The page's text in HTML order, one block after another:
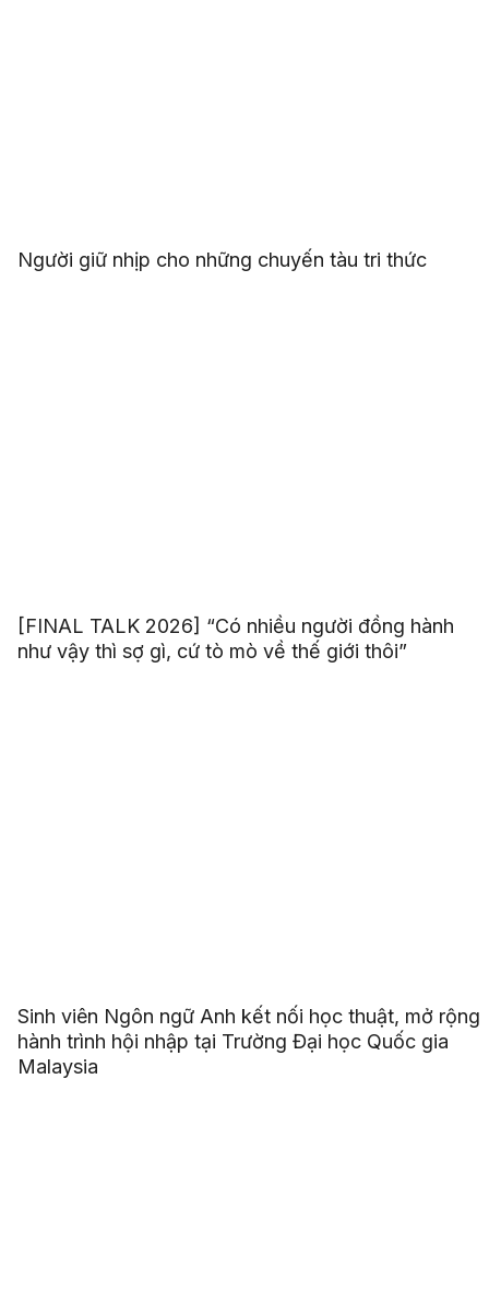
Người giữ nhịp cho những chuyến tàu tri thức
[FINAL TALK 2026] “Có nhiều người đồng hành
như vậy thì sợ gì, cứ tò mò về thế giới thôi”
Sinh viên Ngôn ngữ Anh kết nối học thuật, mở rộng
hành trình hội nhập tại Trường Đại học Quốc gia
Malaysia